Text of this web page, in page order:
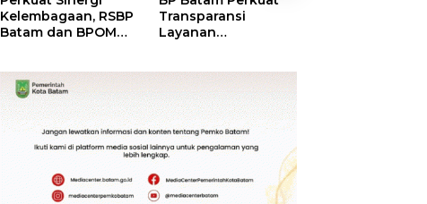
Kelembagaan, RSBP
Batam dan BPOM
Obat Aman
Transparansi
Layanan
Segera Hadir Melalui
LMS